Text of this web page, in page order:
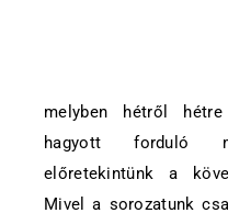
melyben hétről
hagyott forduló
előretekintünk a
Mivel a sorozatunk